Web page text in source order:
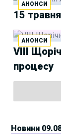
АНОНСИ
15
АНОНСИ
VIII
процесу
Новини